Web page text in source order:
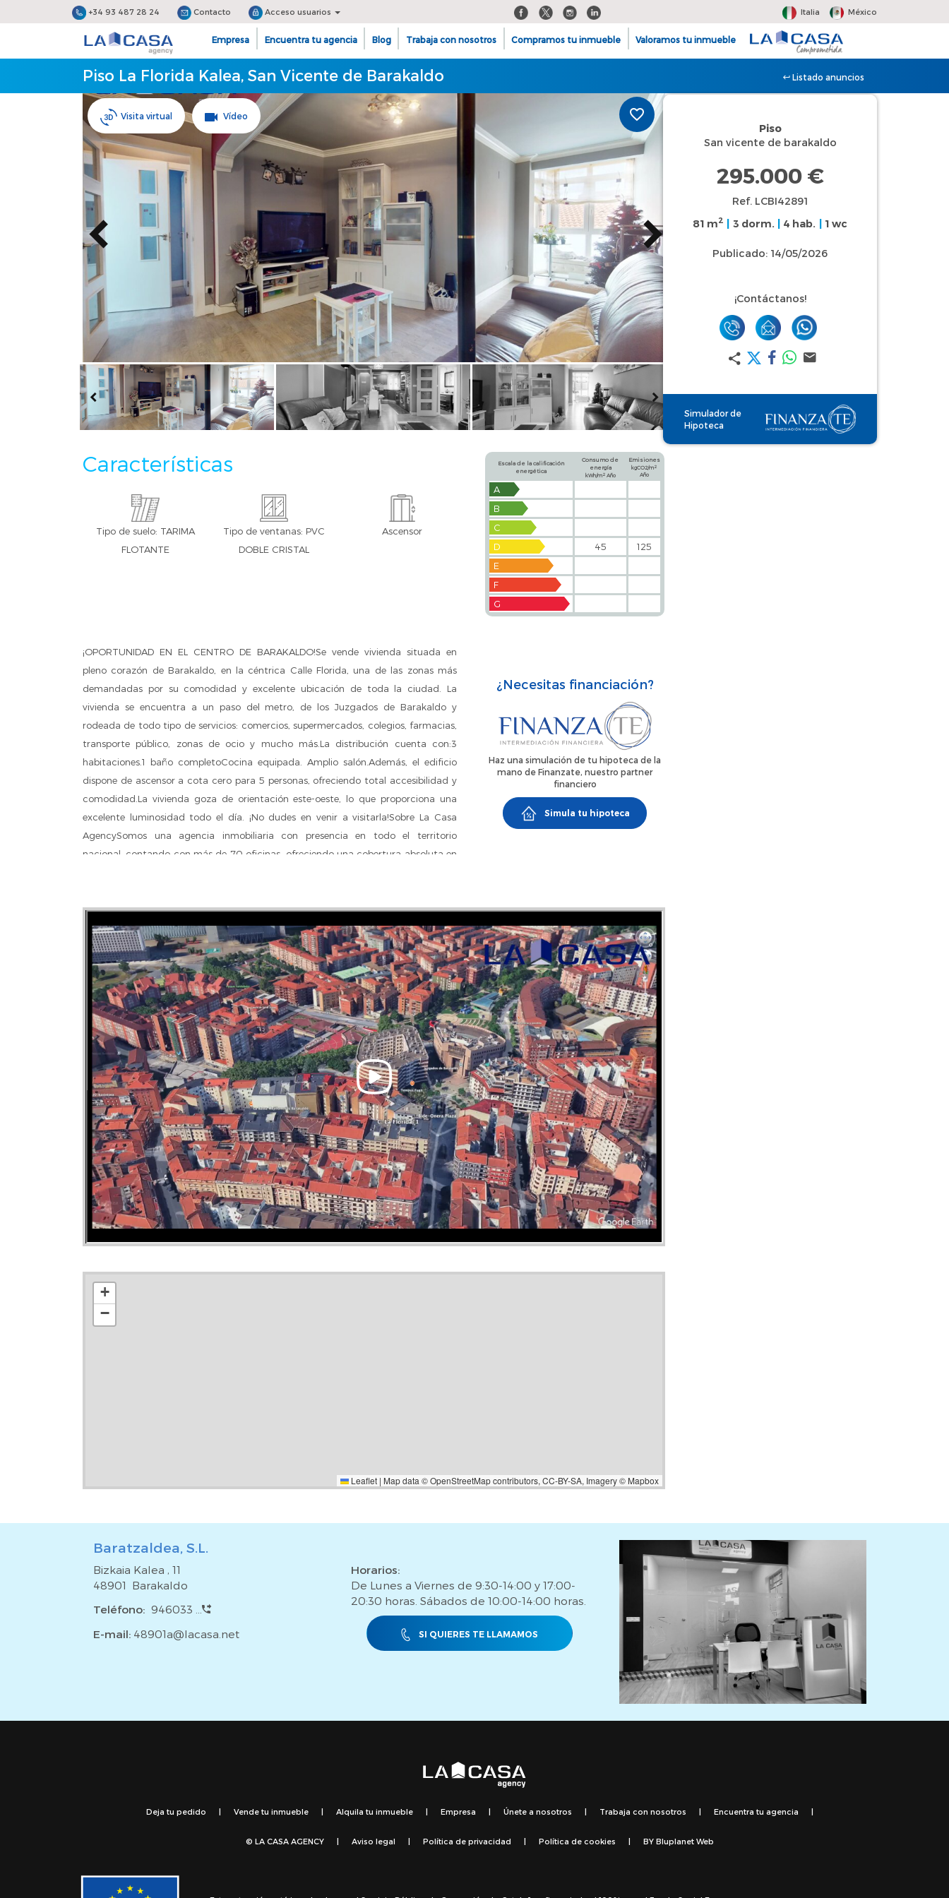
+34 93 487 28 24 Contacto Acceso usuarios Italia México
Empresa Encuentra tu agencia Blog Trabaja con nosotros Compramos tu inmueble Valoramos tu inmueble
Piso La Florida Kalea, San Vicente de Barakaldo Listado anuncios
Visita virtual Vídeo
Características
Tipo de suelo: TARIMA
FLOTANTE
Tipo de ventanas: PVC
DOBLE CRISTAL
Ascensor
Escala de la calificación
energética
Consumo de
energía
kWh/m2Año
Emisiones
kgCO2/m2
Año
A
B
C
D
45
125
E
F
G
¡OPORTUNIDAD EN EL CENTRO DE BARAKALDO!Se vende vivienda situada en
pleno corazón de Barakaldo, en la céntrica Calle Florida, una de las zonas más
demandadas por su comodidad y excelente ubicación de toda la ciudad. La
vivienda se encuentra a un paso del metro, de los Juzgados de Barakaldo y
rodeada de todo tipo de servicios: comercios, supermercados, colegios, farmacias,
transporte público, zonas de ocio y mucho más.La distribución cuenta con:3
habitaciones.1 baño completoCocina equipada. Amplio salón.Además, el edificio
dispone de ascensor a cota cero para 5 personas, ofreciendo total accesibilidad y
comodidad.La vivienda goza de orientación este-oeste, lo que proporciona una
excelente luminosidad todo el día. ¡No dudes en venir a visitarla!Sobre La Casa
AgencySomos una agencia inmobiliaria con presencia en todo el territorio
nacional, contando con más de 70 oficinas, ofreciendo una cobertura absoluta en
una amplia cartera de inmuebles de todo tipo. Además, ofrecemos servicios
inmobiliarios complementarios de alta calidad, como:- Gestión vertical y/u
horizontal de propiedades- Soluciones de financiación para la compra o el alquiler
de inmuebles- Tramitación de seguros y asesoramiento jurídico y fiscal para
garantizar una transacción segura.- Reformas y diseño de interiores.- Valoraciones
gratuitas y sin compromiso con entrega de un informe detallado.Lunes a Viernes
de 09:30 a 14:00 y de 17:00 a 20:30 Sábados de 10:00 a 14:00. Sábados por la
tarde y domingos con cita previa.
¿Necesitas financiación?
Haz una simulación de tu hipoteca de la
mano de Finanzate, nuestro partner
financiero
Simula tu hipoteca
+
−
Leaflet | Map data ©OpenStreetMapcontributors, CC-BY-SA, Imagery © Mapbox
Piso
San vicente de barakaldo
295.000 €
Ref. LCBI42891
81 m2 | 3 dorm. | 4 hab. | 1 wc
Publicado: 14/05/2026
¡Contáctanos!
Simulador de
Hipoteca
Baratzaldea, S.L.
Bizkaia Kalea , 11
48901 Barakaldo
Teléfono: 946033 ...
E-mail: 48901a@lacasa.net
Horarios:
De Lunes a Viernes de 9:30-14:00 y 17:00-
20:30 horas. Sábados de 10:00-14:00 horas.
SI QUIERES TE LLAMAMOS
Deja tu pedido Vende tu inmueble Alquila tu inmueble Empresa Únete a nosotros Trabaja con nosotros Encuentra tu agencia
© LA CASA AGENCY Aviso legal Política de privacidad Política de cookies BY Bluplanet Web